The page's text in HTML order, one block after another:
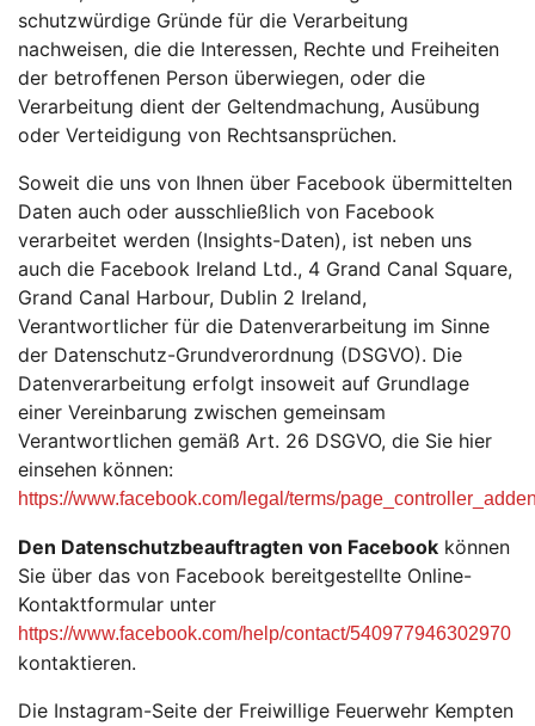
schutzwürdige Gründe für die Verarbeitung
nachweisen, die die Interessen, Rechte und Freiheiten
der betroffenen Person überwiegen, oder die
Verarbeitung dient der Geltendmachung, Ausübung
oder Verteidigung von Rechtsansprüchen.
Soweit die uns von Ihnen über Facebook übermittelten
Daten auch oder ausschließlich von Facebook
verarbeitet werden (Insights-Daten), ist neben uns
auch die Facebook Ireland Ltd., 4 Grand Canal Square,
Grand Canal Harbour, Dublin 2 Ireland,
Verantwortlicher für die Datenverarbeitung im Sinne
der Datenschutz-Grundverordnung (DSGVO). Die
Datenverarbeitung erfolgt insoweit auf Grundlage
einer Vereinbarung zwischen gemeinsam
Verantwortlichen gemäß Art. 26 DSGVO, die Sie hier
einsehen können:
https://www.facebook.com/legal/terms/
Den Datenschutzbeauftragten von Facebook können
Sie über das von Facebook bereitgestellte Online-
Kontaktformular unter
https://www.facebook.com/help/contact/540977946302970
kontaktieren.
Die Instagram-Seite der Freiwillige Feuerwehr Kempten